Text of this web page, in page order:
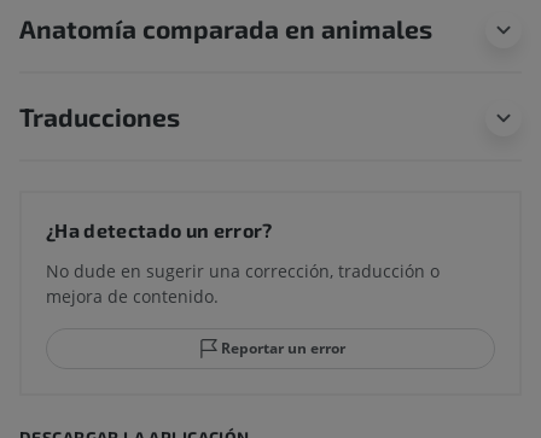
Anatomía comparada en animales
Traducciones
¿Ha detectado un error?
No dude en sugerir una corrección, traducción o
mejora de contenido.
Reportar un error